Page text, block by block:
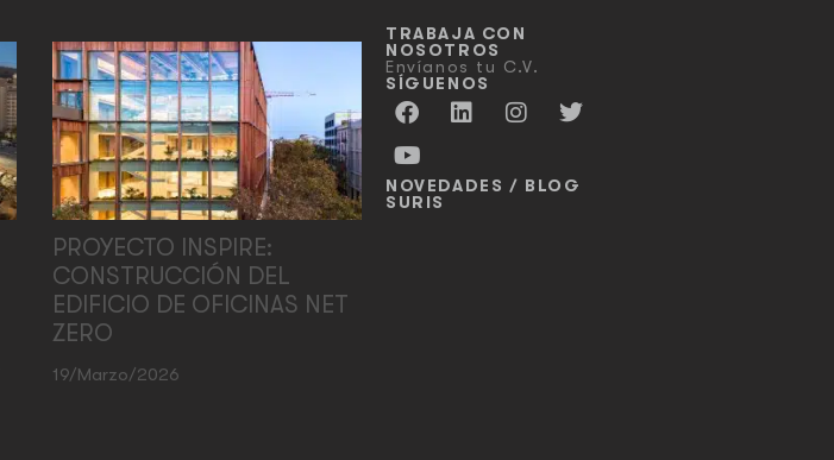
PROYECTO INSPIRE:
CONSTRUCCIÓN DEL
EDIFICIO DE OFICINAS NET
ZERO
19/marzo/2026
TRABAJA CON
NOSOTROS
Envíanos tu C.V.
SÍGUENOS
NOVEDADES / BLOG
SURIS